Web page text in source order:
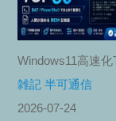
Windows11高速
雑記 半可通信
2026-07-24